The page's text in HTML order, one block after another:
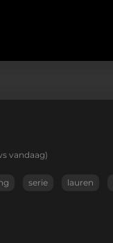
vandaag)
serie lauren